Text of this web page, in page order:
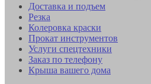
Доставка и подъем
Резка
Колеровка краски
Прокат инструментов
Услуги спецтехники
Заказ по телефону
Крыша вашего дома